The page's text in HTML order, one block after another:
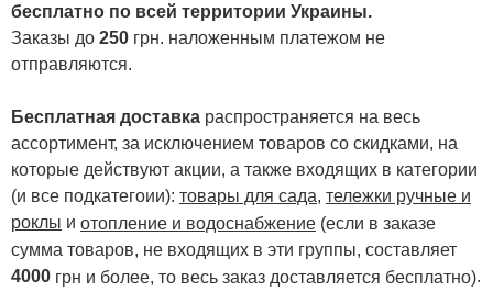
бесплатно по всей территории Украины.
Заказы до 250 грн. наложенным платежом не
отправляются.
Бесплатная доставка распространяется на весь
ассортимент, за исключением товаров со скидками, на
которые действуют акции, а также входящих в категории
(и все подкатегоии): товары для сада, тележки ручные и
роклы и отопление и водоснабжение (если в заказе
сумма товаров, не входящих в эти группы, составляет
4000 грн и более, то весь заказ доставляется бесплатно).